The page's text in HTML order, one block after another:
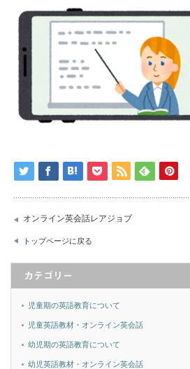
オンライン英会話レアジョブ
トップページに戻る
カテゴリー
児童期の英語教育について
児童英語教材・オンライン英会話
幼児期の英語教育について
幼児英語教材・オンライン英会話